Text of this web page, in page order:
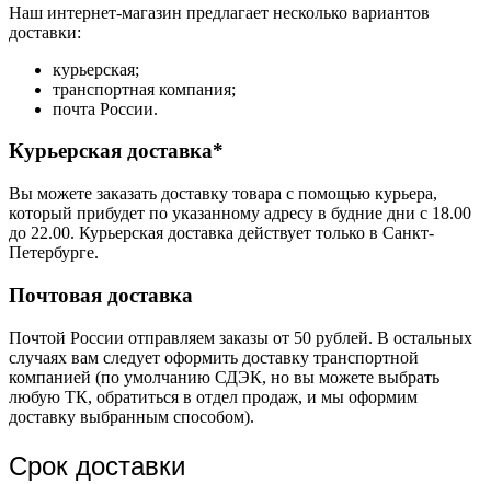
Наш интернет-магазин предлагает несколько вариантов
доставки:
курьерская;
транспортная компания;
почта России.
Курьерская доставка*
Вы можете заказать доставку товара с помощью курьера,
который прибудет по указанному адресу в будние дни с 18.00
до 22.00. Курьерская доставка действует только в Санкт-
Петербурге.
Почтовая доставка
Почтой России отправляем заказы от 50 рублей. В остальных
случаях вам следует оформить доставку транспортной
компанией (по умолчанию СДЭК, но вы можете выбрать
любую ТК, обратиться в отдел продаж, и мы оформим
доставку выбранным способом).
Срок доставки